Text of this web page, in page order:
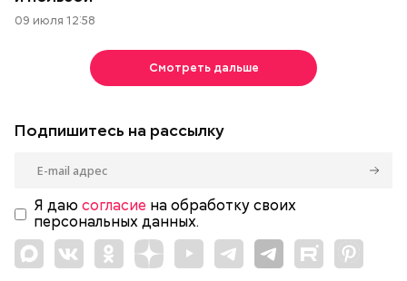
09 июля 12:58
Смотреть дальше
Подпишитесь на рассылку
Я даю согласие на обработку своих
персональных данных.